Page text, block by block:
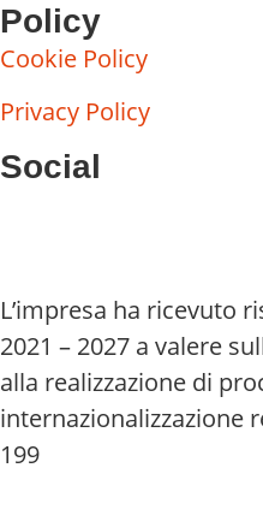
Policy
Cookie Policy
Privacy Policy
Social
L’impresa ha ricevuto
2021 – 2027 a valere
alla realizzazione di
internazionalizzazione
199